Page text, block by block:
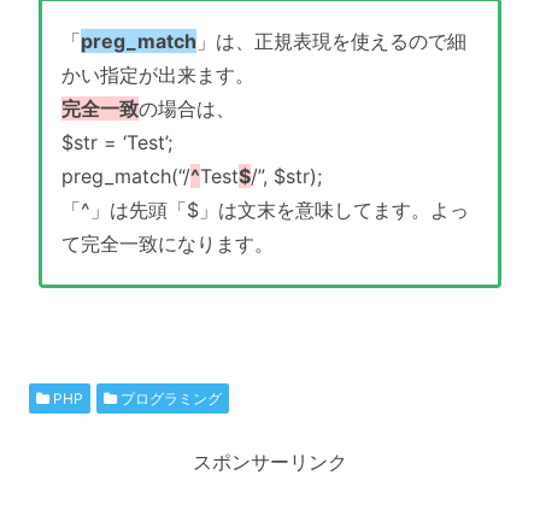
「preg_match 」は、正規表現を使えるので細
かい指定が出来ます。
完全一致の場合は、
$str = ‘Test’;
preg_match(“/^Test$/”, $str);
「^」は先頭「$」は文末を意味してます。よっ
て完全一致になります。
PHP プログラミング
スポンサーリンク